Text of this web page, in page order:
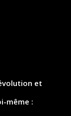
et
même :